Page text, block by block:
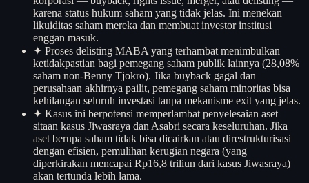
karena status hukum saham yang tidak jelas. Ini menekan
likuiditas saham mereka dan membuat investor institusi
enggan masuk.
✦ Proses delisting MABA yang terhambat menimbulkan
ketidakpastian bagi pemegang saham publik lainnya (28,08%
saham non-Benny Tjokro). Jika buyback gagal dan
perusahaan akhirnya pailit, pemegang saham minoritas bisa
kehilangan seluruh investasi tanpa mekanisme exit yang jelas.
✦ Kasus ini berpotensi memperlambat penyelesaian aset
sitaan kasus Jiwasraya dan Asabri secara keseluruhan. Jika
aset berupa saham tidak bisa dicairkan atau direstrukturisasi
dengan efisien, pemulihan kerugian negara (yang
diperkirakan mencapai Rp16,8 triliun dari kasus Jiwasraya)
akan tertunda lebih lama.